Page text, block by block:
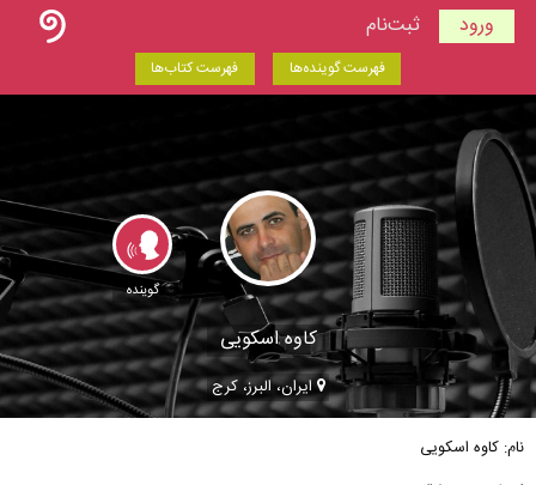
ورود ثبت‌نام
فهرست گوینده‌ها فهرست کتاب‌ها
گوینده
کاوه اسکویی
ایران، البرز، کرج
نام: کاوه اسکویی